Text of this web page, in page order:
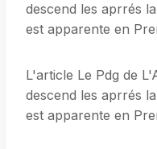
descend les aprrés
est apparente en
L'article Le Pdg de
descend les aprrés
est apparente en